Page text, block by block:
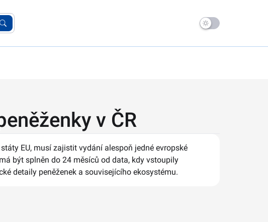
v ČR
EU, musí zajistit vydání alespoň jedné evropské
být splněn do 24 měsíců od data, kdy vstoupily
detaily peněženek a souvisejícího ekosystému.